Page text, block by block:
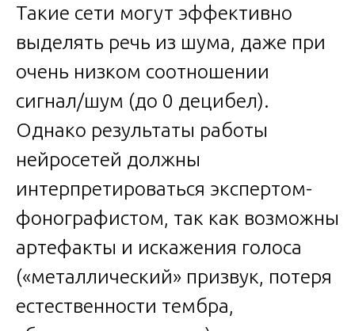
Такие сети могут эффективно
выделять речь из шума, даже при
очень низком соотношении
сигнал/шум (до 0 децибел).
Однако результаты работы
нейросетей должны
интерпретироваться экспертом-
фонографистом, так как возможны
артефакты и искажения голоса
(«металлический» призвук, потеря
естественности тембра,